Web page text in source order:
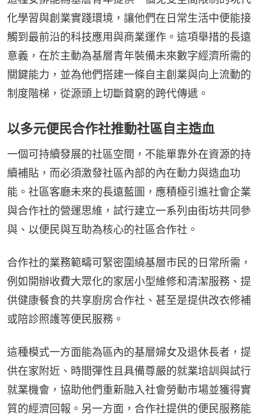
化學習與創業實踐環境，讓他們在日常生活中便能接
觸到最前沿的科技應用與商業運作。這項舉措的長遠
意義，在於主動為基層青年裝備未來數字經濟所需的
關鍵能力，並為他們搭建一條自主創業與向上流動的
制度階梯，從源頭上切斷貧窮的跨代傳遞。
以多元便民合作社推動社區自主造血
一個可持續發展的社區空間，不能單靠外在資源的持
續補貼，而必須激發社區內部的內在動力與造血功
能。社區客廳未來的長遠藍圖，應積極引進社會企業
與合作社的營運思維，試行建立一系列由街坊共同參
與、以便民與互助為核心的社區合作社。
合作社的業務範疇可緊密圍繞基層市民的日常所需，
例如開辦收費大眾化的家居小型維修和清潔服務、提
供健康餐食的共享廚房合作社、甚至是提供改衣修補
或陪診照護等便民服務。
這種模式一方面能為區內的基層婦女及退休長者，提
供在家附近、時間彈性且具備尊嚴的就業培訓與試行
就業機會，協助他們重新融入社會勞動市場並獲得實
質的經濟回報。另一方面，合作社提供的便民服務能